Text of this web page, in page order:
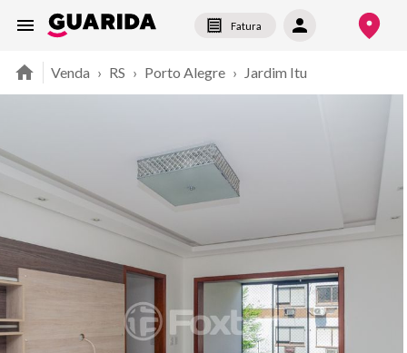
Fatura
Venda › RS › Porto Alegre › Jardim Itu